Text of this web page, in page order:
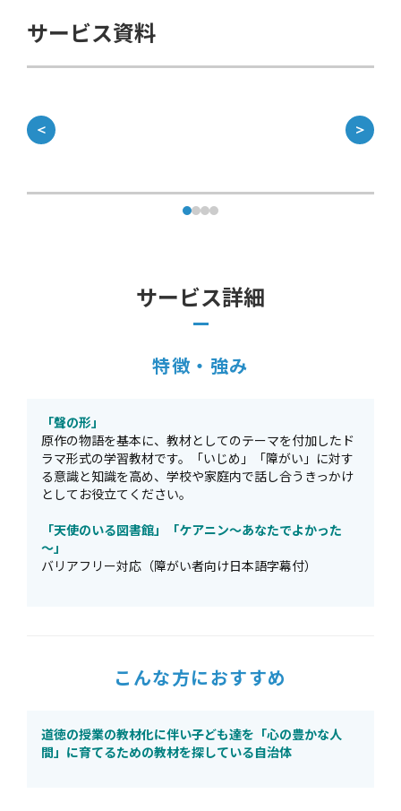
サービス資料
＜ ＞
サービス詳細
特徴・強み
「聲の形」
原作の物語を基本に、教材としてのテーマを付加したド
ラマ形式の学習教材です。「いじめ」「障がい」に対す
る意識と知識を高め、学校や家庭内で話し合うきっかけ
としてお役立てください。
「天使のいる図書館」「ケアニン～あなたでよかった
～」
バリアフリー対応（障がい者向け日本語字幕付）
こんな方におすすめ
道徳の授業の教材化に伴い子ども達を「心の豊かな人
間」に育てるための教材を探している自治体